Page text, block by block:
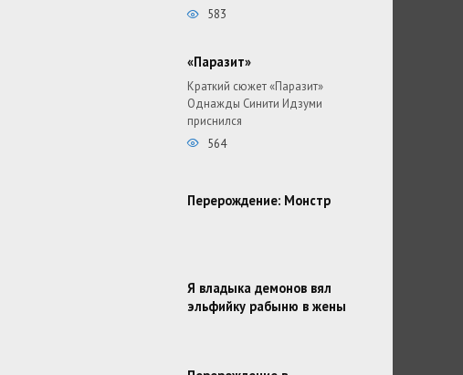
583
«Паразит»
Краткий сюжет «Паразит»
Однажды Синити Идзуми
приснился
564
Перерождение: Монстр
Я владыка демонов вял
эльфийку рабыню в жены